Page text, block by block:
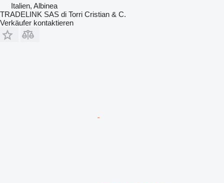
Italien, Albinea
TRADELINK SAS di Torri Cristian & C.
Verkäufer kontaktieren